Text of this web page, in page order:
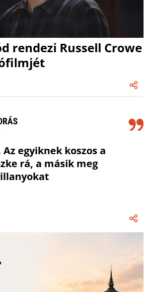
rendezi Russell Crowe
egyiknek koszos a
rá, a másik meg